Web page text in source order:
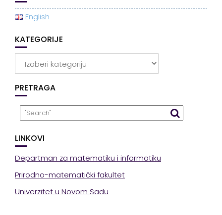
English
KATEGORIJE
PRETRAGA
LINKOVI
Departman za matematiku i informatiku
Prirodno-matematički fakultet
Univerzitet u Novom Sadu